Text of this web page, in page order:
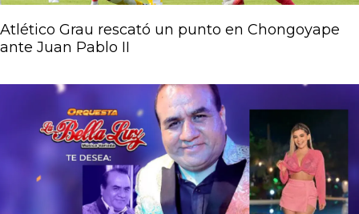
Atlético Grau rescató un punto en Chongoyape
ante Juan Pablo II